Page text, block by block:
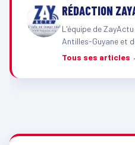
RÉDACTION
L'équipe de
Antilles-Guyane et
Tous ses articles